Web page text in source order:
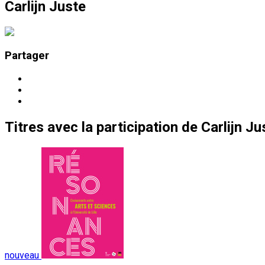
Carlijn Juste
Partager
Titres avec la participation de Carlijn
nouveau